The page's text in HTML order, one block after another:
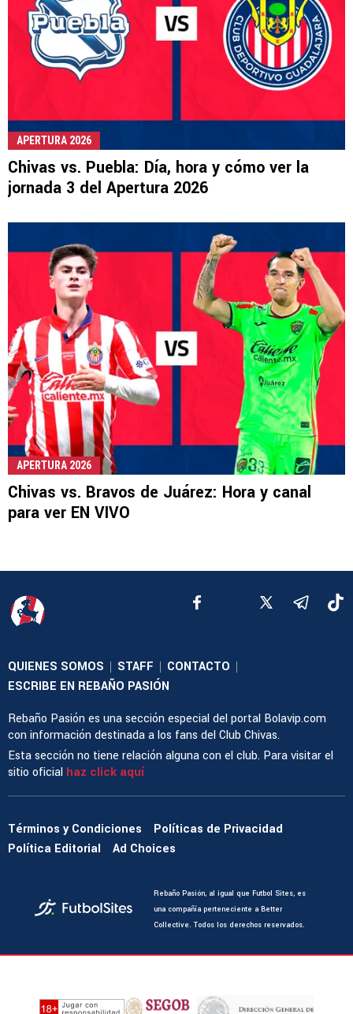
APERTURA 2026
Chivas vs. Puebla: Día, hora y cómo ver la
jornada 3 del Apertura 2026
APERTURA 2026
Chivas vs. Bravos de Juárez: Hora y canal
para ver EN VIVO
QUIENES SOMOS STAFF CONTACTO
ESCRIBE EN REBAÑO PASIÓN
Rebaño Pasión es una sección especial del portal Bolavip.com
con información destinada a los fans del Club Chivas.
Esta sección no tiene relación alguna con el club. Para visitar el
sitio oficial haz click aquí
Términos y Condiciones
Políticas de Privacidad
Política Editorial
Ad Choices
Rebaño Pasión, al igual que Futbol Sites, es
una compañía perteneciente a Better
Collective. Todos los derechos reservados.